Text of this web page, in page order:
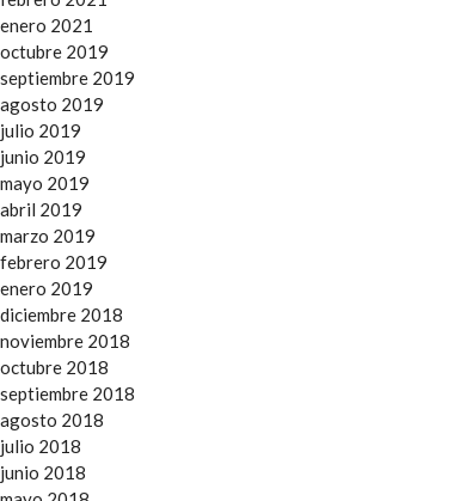
enero 2021
octubre 2019
septiembre 2019
agosto 2019
julio 2019
junio 2019
mayo 2019
abril 2019
marzo 2019
febrero 2019
enero 2019
diciembre 2018
noviembre 2018
octubre 2018
septiembre 2018
agosto 2018
julio 2018
junio 2018